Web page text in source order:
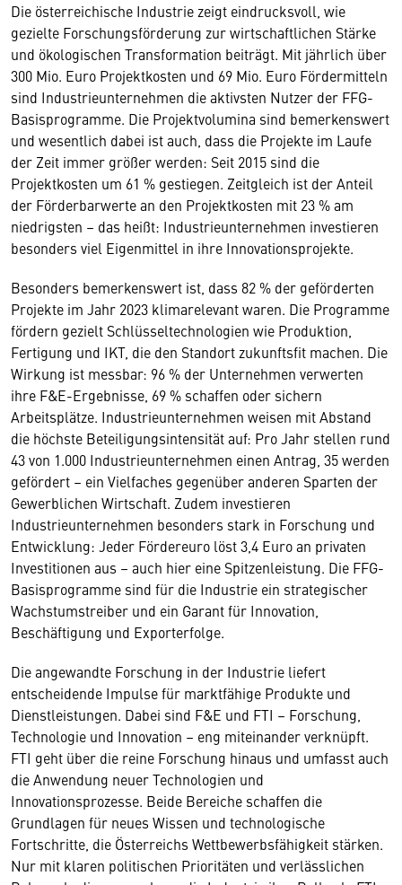
Die österreichische Industrie zeigt eindrucksvoll, wie
gezielte Forschungsförderung zur wirtschaftlichen Stärke
und ökologischen Transformation beiträgt. Mit jährlich über
300 Mio. Euro Projektkosten und 69 Mio. Euro Fördermitteln
sind Industrieunternehmen die aktivsten Nutzer der FFG-
Basisprogramme. Die Projektvolumina sind bemerkenswert
und wesentlich dabei ist auch, dass die Projekte im Laufe
der Zeit immer größer werden: Seit 2015 sind die
Projektkosten um 61 % gestiegen. Zeitgleich ist der Anteil
der Förderbarwerte an den Projektkosten mit 23 % am
niedrigsten – das heißt: Industrieunternehmen investieren
besonders viel Eigenmittel in ihre Innovationsprojekte.
Besonders bemerkenswert ist, dass 82 % der geförderten
Projekte im Jahr 2023 klimarelevant waren. Die Programme
fördern gezielt Schlüsseltechnologien wie Produktion,
Fertigung und IKT, die den Standort zukunftsfit machen. Die
Wirkung ist messbar: 96 % der Unternehmen verwerten
ihre F&E-Ergebnisse, 69 % schaffen oder sichern
Arbeitsplätze. Industrieunternehmen weisen mit Abstand
die höchste Beteiligungsintensität auf: Pro Jahr stellen rund
43 von 1.000 Industrieunternehmen einen Antrag, 35 werden
gefördert – ein Vielfaches gegenüber anderen Sparten der
Gewerblichen Wirtschaft. Zudem investieren
Industrieunternehmen besonders stark in Forschung und
Entwicklung: Jeder Fördereuro löst 3,4 Euro an privaten
Investitionen aus – auch hier eine Spitzenleistung. Die FFG-
Basisprogramme sind für die Industrie ein strategischer
Wachstumstreiber und ein Garant für Innovation,
Beschäftigung und Exporterfolge.
Die angewandte Forschung in der Industrie liefert
entscheidende Impulse für marktfähige Produkte und
Dienstleistungen. Dabei sind F&E und FTI – Forschung,
Technologie und Innovation – eng miteinander verknüpft.
FTI geht über die reine Forschung hinaus und umfasst auch
die Anwendung neuer Technologien und
Innovationsprozesse. Beide Bereiche schaffen die
Grundlagen für neues Wissen und technologische
Fortschritte, die Österreichs Wettbewerbsfähigkeit stärken.
Nur mit klaren politischen Prioritäten und verlässlichen